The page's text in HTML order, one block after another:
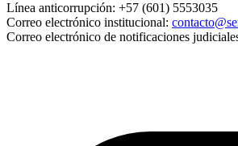
Línea anticorrupción: +57 (601) 5553035
Correo electrónico institucional:
Correo electrónico de notificaciones